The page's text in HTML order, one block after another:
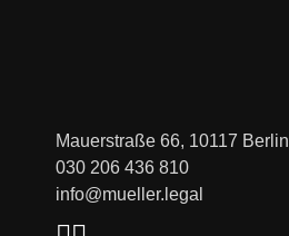
Mauerstraße 66, 10117 Berlin
030 206 436 810
info@mueller.legal